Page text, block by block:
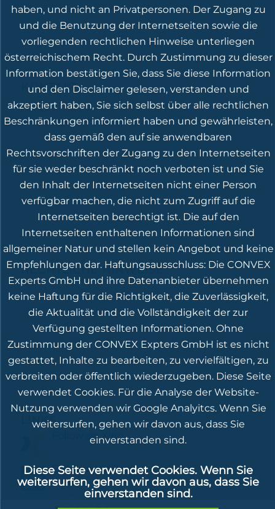
KONTAKT
CONVEX Experts GmbH
Habsburgergasse 6-8 Top 14
A-1010 Wien
Telefon: 0043 1 3615 700
Email:info@convex-experts.com
RECHTLICHE HINWEISE
Impressum/Disclaimer
Datenschutz
Beschwerdestelle
Nachhaltigkeitsbezogene Offenlegung
LINKS
Follow on Xing
Follow on LinkedIn
haben, und nicht an Privatpersonen. Der Zugang zu
und die Benutzung der Internetseiten sowie die
vorliegenden rechtlichen Hinweise unterliegen
österreichischem Recht. Durch Zustimmung zu dieser
Information bestätigen Sie, dass Sie diese Information
und den Disclaimer gelesen, verstanden und
akzeptiert haben, Sie sich selbst über alle rechtlichen
Beschränkungen informiert haben und gewährleisten,
dass gemäß den auf sie anwendbaren
Rechtsvorschriften der Zugang zu den Internetseiten
für sie weder beschränkt noch verboten ist und Sie
den Inhalt der Internetseiten nicht einer Person
verfügbar machen, die nicht zum Zugriff auf die
Internetseiten berechtigt ist. Die auf den
Internetseiten enthaltenen Informationen sind
allgemeiner Natur und stellen kein Angebot und keine
Empfehlungen dar. Haftungsausschluss: Die CONVEX
Experts GmbH und ihre Datenanbieter übernehmen
keine Haftung für die Richtigkeit, die Zuverlässigkeit,
die Aktualität und die Vollständigkeit der zur
Verfügung gestellten Informationen. Ohne
Zustimmung der CONVEX Expters GmbH ist es nicht
gestattet, Inhalte zu bearbeiten, zu vervielfältigen, zu
verbreiten oder öffentlich wiederzugeben. Diese Seite
verwendet Cookies. Für die Analyse der Website-
Nutzung verwenden wir Google Analyitcs. Wenn Sie
weitersurfen, gehen wir davon aus, dass Sie
einverstanden sind.
Diese Seite verwendet Cookies. Wenn Sie
weitersurfen, gehen wir davon aus, dass Sie
einverstanden sind.